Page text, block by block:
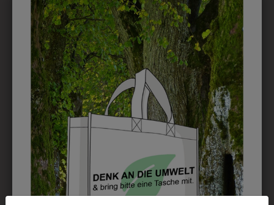
9KISW01BL01
KINDERSAKKO
€ 154,90
0KHEMDLA3
KNABENHEMD
LANGARM WEISS
€ 44,90